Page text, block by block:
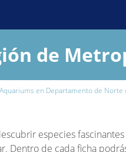
de
Aquariums en Departamento de Norte
especies
Dentro de cada ficha